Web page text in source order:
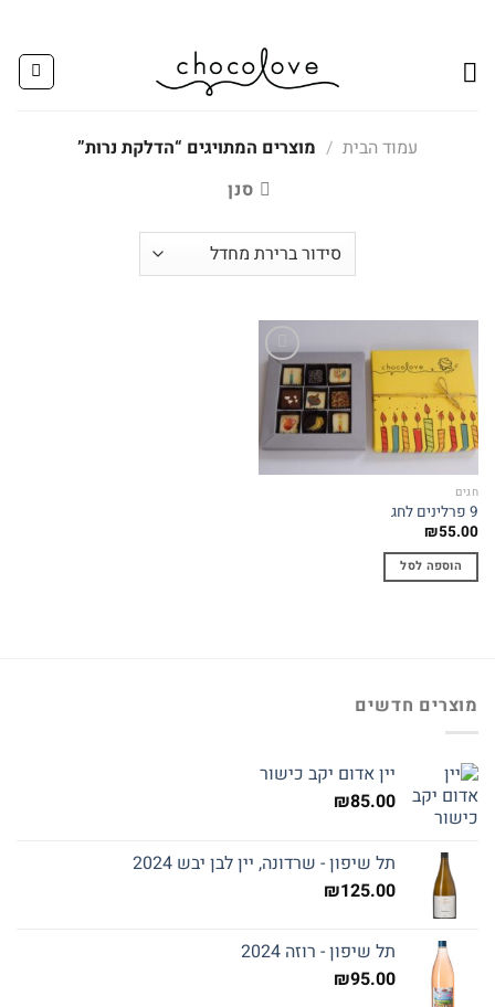
content
עמוד הבית / מוצרים המתויגים “הדלקת נרות”
סנן
Add to
wishlist
חגים
9 פרלינים לחג
₪55.00
הוספה לסל
מוצרים חדשים
יין אדום יקב כישור
₪85.00
תל שיפון - שרדונה, יין לבן יבש 2024
₪125.00
תל שיפון - רוזה 2024
₪95.00